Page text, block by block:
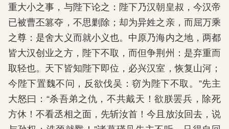
重大小之事，与陛下论之：陛下乃汉朝皇叔，今汉帝
已被曹丕篡夺，不思剿除；却为异姓之亲，而屈万乘
之尊：是舍大义而就小义也。中原乃海内之地，两都
皆大汉创业之方，陛下不取，而但争荆州：是弃重而
取轻也。天下皆知陛下即位，必兴汉室，恢复山河；
今陛下置魏不问，反欲伐吴：窃为陛下不取。”先主
大怒曰：“杀吾弟之仇，不共戴天！欲朕罢兵，除死
方休！不看丞相之面，先斩汝首！今且放汝回去，说